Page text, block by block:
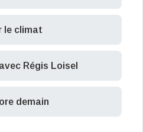
le climat
Régis Loisel
demain